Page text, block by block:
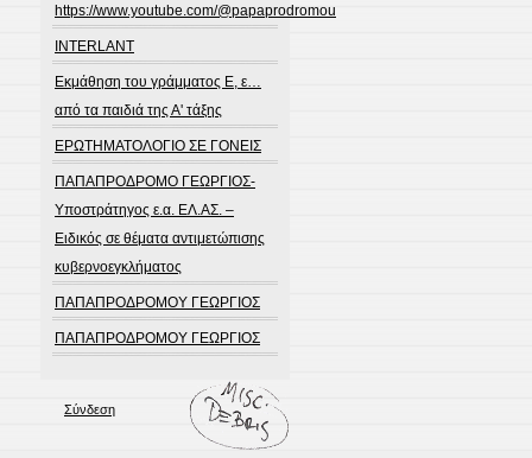
https://www.youtube.com/@papaprodromou
INTERLANT
Εκμάθηση του γράμματος Ε, ε…
από τα παιδιά της Α' τάξης
ΕΡΩΤΗΜΑΤΟΛΟΓΙΟ ΣΕ ΓΟΝΕΙΣ
ΠΑΠΑΠΡΟΔΡΟΜΟ ΓΕΩΡΓΙΟΣ-
Υποστράτηγος ε.α. ΕΛ.ΑΣ. –
Ειδικός σε θέματα αντιμετώπισης
κυβερνοεγκλήματος
ΠΑΠΑΠΡΟΔΡΟΜΟΥ ΓΕΩΡΓΙΟΣ
ΠΑΠΑΠΡΟΔΡΟΜΟΥ ΓΕΩΡΓΙΟΣ
Σύνδεση